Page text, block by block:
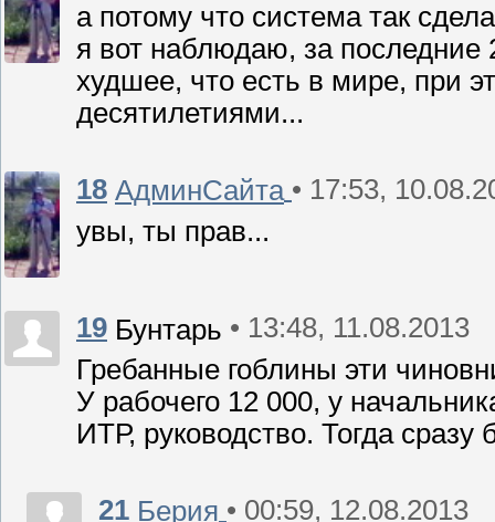
а потому что система так
я вот наблюдаю, за последние
худшее, что есть в мире, при
десятилетиями...
18 АдминСайта • 17:53,
увы, ты прав...
19 Бунтарь • 13:48, 11.08.2013
Гребанные гоблины эти
У рабочего 12 000, у
ИТР, руководство. Тогда сразу
21 Берия • 00:59, 12.08.2013